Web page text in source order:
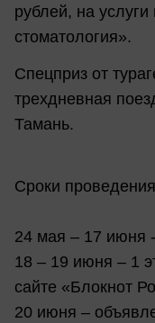
рублей, на
стоматология».
Спецприз от
трехдневная
Тамань.
Сроки
24 мая – 17 июня
18 – 19 июня – 1
сайте «Блокнот
20 июня –